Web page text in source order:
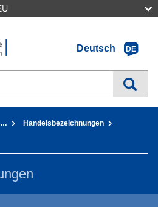
Deutsch
DE
…
Handelsbezeichnungen